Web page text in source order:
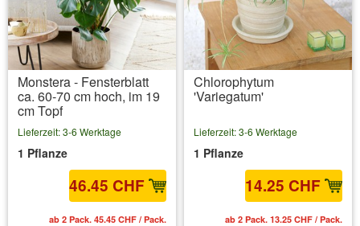
Monstera - Fensterblatt
ca. 60-70 cm hoch, im 19
cm Topf
Lieferzeit: 3-6 Werktage
1 Pflanze
46.45 CHF
ab 2 Pack. 45.45 CHF / Pack.
Chlorophytum
'Variegatum'
Lieferzeit: 3-6 Werktage
1 Pflanze
14.25 CHF
ab 2 Pack. 13.25 CHF / Pack.